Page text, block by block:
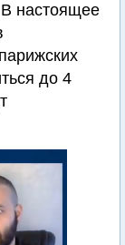
В настоящее
до 4